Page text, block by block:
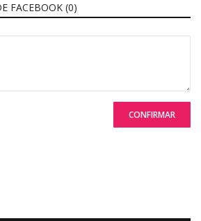
FACEBOOK (0)
CONFIRMAR